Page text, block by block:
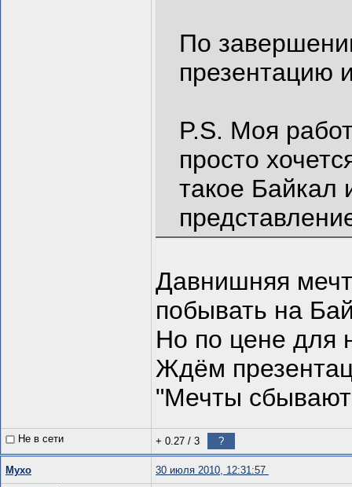
По
презентацию
P.S. Моя
просто
такое Байкал
Давнишняя
побывать на
Но по цене для
Ждём
"Мечты
Не в сети + 0.27 / 3 ?
Мухо 30 июля 2010, 12:31:57